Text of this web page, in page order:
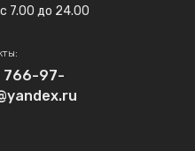
c 7.00 до 24.00
766-97-